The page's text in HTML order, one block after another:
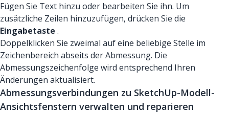
Fügen Sie Text hinzu oder bearbeiten Sie ihn. Um
zusätzliche Zeilen hinzuzufügen, drücken Sie die
Eingabetaste .
Doppelklicken Sie zweimal auf eine beliebige Stelle im
Zeichenbereich abseits der Abmessung. Die
Abmessungszeichenfolge wird entsprechend Ihren
Änderungen aktualisiert.
Abmessungsverbindungen zu SketchUp-Modell-
Ansichtsfenstern verwalten und reparieren